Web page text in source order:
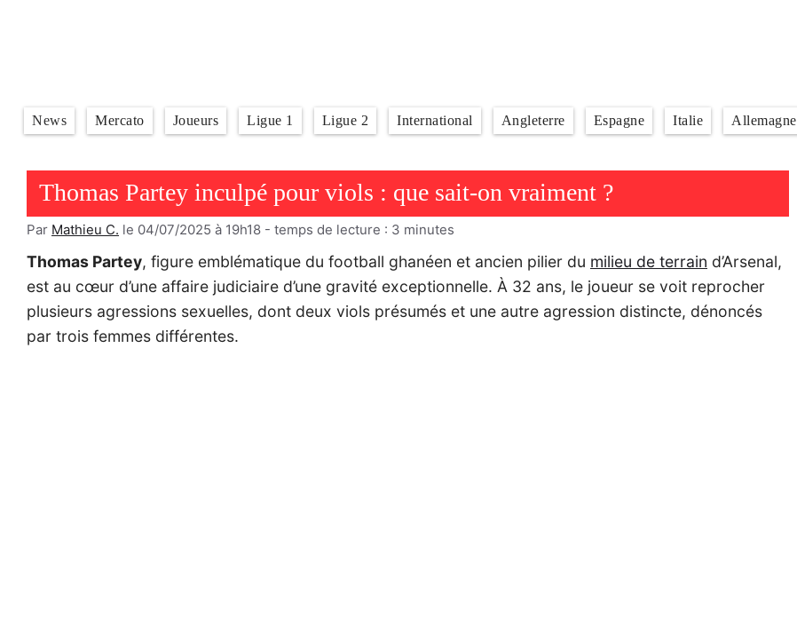
News Mercato Joueurs Ligue 1 Ligue 2 International Angleterre Espagne Italie Allemagne
Thomas Partey inculpé pour viols : que sait-on vraiment ?
Par Mathieu C. le 04/07/2025 à 19h18 - temps de lecture : 3 minutes
Thomas Partey, figure emblématique du football ghanéen et ancien pilier du milieu de terrain d’Arsenal,
est au cœur d’une affaire judiciaire d’une gravité exceptionnelle. À 32 ans, le joueur se voit reprocher
plusieurs agressions sexuelles, dont deux viols présumés et une autre agression distincte, dénoncés
par trois femmes différentes.